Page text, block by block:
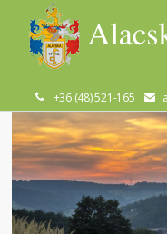
+36 (48) 521-165